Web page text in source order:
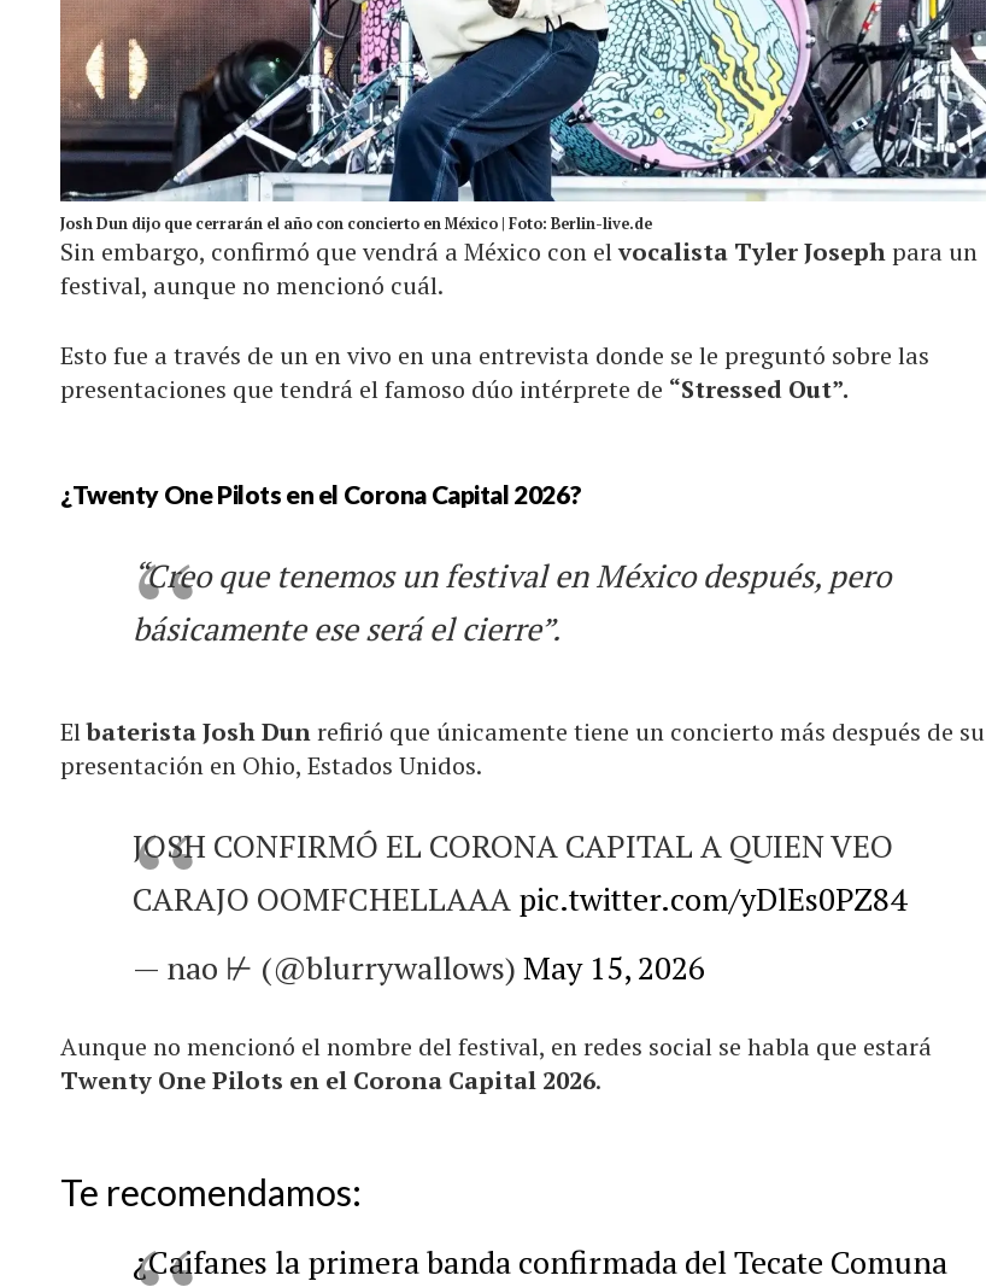
Josh Dun dijo que cerrarán el año con concierto en México | Foto: Berlin-live.de
Sin embargo, confirmó que vendrá a México con elvocalista Tyler Josephpara un
festival, aunque no mencionó cuál.
Esto fue a través de un en vivo en una entrevista donde se le preguntó sobre las
presentaciones que tendrá el famoso dúo intérprete de “Stressed Out”.
¿Twenty One Pilots en el Corona Capital 2026?
“Creo que tenemos un festival en México después, pero
básicamente ese será el cierre”.
Elbaterista Josh Dunrefirió que únicamente tiene un concierto más después de su
presentación en Ohio, Estados Unidos.
JOSH CONFIRMÓ EL CORONA CAPITAL A QUIEN VEO
CARAJO OOMFCHELLAAA pic.twitter.com/yDlEs0PZ84
— nao ⊬ (@blurrywallows) May 15, 2026
Aunque no mencionó el nombre del festival, en redes social se habla que estará
Twenty One Pilots en el Corona Capital 2026.
Te recomendamos:
¿Caifanes la primera banda confirmada del Tecate Comuna